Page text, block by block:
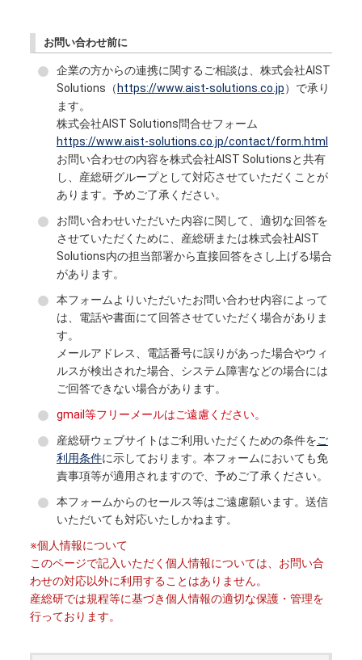
お問い合わせ前に
企業の方からの連携に関するご相談は、株式会社AIST
Solutions（ https://www.aist-solutions.co.jp）で承り
ます。
株式会社AIST Solutions問合せフォーム
https://www.aist-solutions.co.jp/contact/form.html
お問い合わせの内容を株式会社AIST Solutionsと共有
し、産総研グループとして対応させていただくことが
あります。予めご了承ください。
お問い合わせいただいた内容に関して、適切な回答を
させていただくために、産総研または株式会社AIST
Solutions内の担当部署から直接回答をさし上げる場合
があります。
本フォームよりいただいたお問い合わせ内容によって
は、電話や書面にて回答させていただく場合がありま
す。
メールアドレス、電話番号に誤りがあった場合やウィ
ルスが検出された場合、システム障害などの場合には
ご回答できない場合があります。
gmail等フリーメールはご遠慮ください。
産総研ウェブサイトはご利用いただくための条件をご
利用条件に示しております。本フォームにおいても免
責事項等が適用されますので、予めご了承ください。
本フォームからのセールス等はご遠慮願います。送信
いただいても対応いたしかねます。
※個人情報について
このページで記入いただく個人情報については、お問い合
わせの対応以外に利用することはありません。
産総研では規程等に基づき個人情報の適切な保護・管理を
行っております。